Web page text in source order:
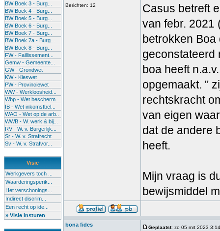
BW Boek 3 - Burg...
BW Boek 4 - Burg...
BW Boek 5 - Burg...
BW Boek 6 - Burg...
BW Boek 7 - Burg...
BW Boek 7a - Burg...
BW Boek 8 - Burg...
FW - Faillissement...
Gemw - Gemeente...
GW - Grondwet
KW - Kieswet
PW - Provinciewet
WW - Werkloosheid...
Wbp - Wet bescherm...
IB - Wet inkomstbel...
WAO - Wet op de arb..
WWB - W. werk & bij...
RV - W. v. Burgerlijk...
Sr - W. v. Strafrecht
Sv - W. v. Strafvor...
Visie
Werkgevers toch ...
Waarderingsperik...
Het verschonings...
Indirect discrim...
Een recht op ide...
» Visie insturen
Berichten: 12
Casus betreft
van febr. 2021
betrokken
geconstateerd
boa heeft
opgemaakt. "
rechtskracht
van eigen
dat de andere
heeft.
Mijn vraag is
bewijsmiddel
bona fides Geplaatst: zo 05 mrt 2023 3:14